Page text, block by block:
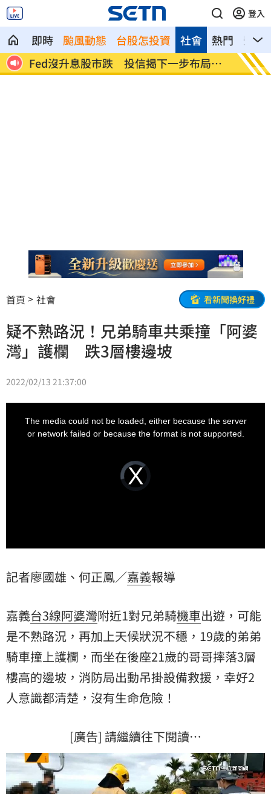
登入
即時 颱風動態 台股怎投資 熱門 影音
社會
少女在家產子男嬰夭折 裹毛巾藏住處多
日
劍橋
假
首頁 社會 看新聞換好禮
疑不熟路況！兄弟騎車共乘撞「阿婆
灣」護欄 跌3層樓邊坡
2022/02/13 21:37:00
Video
Player
loading.
The media could not be loaded, either because the server
or network failed or because the format is not supported.
記者廖國雄、何正鳳／嘉義報導
嘉義台3線阿婆灣附近1對兄弟騎機車出遊，可能
是不熟路況，再加上天候狀況不穩，19歲的弟弟
騎車撞上護欄，而坐在後座21歲的哥哥摔落3層
樓高的邊坡，消防局出動吊掛設備救援，幸好2
人意識都清楚，沒有生命危險！
[廣告] 請繼續往下閱讀…